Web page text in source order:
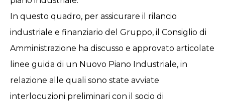
In questo quadro, per assicurare il rilancio
industriale e finanziario del Gruppo, il Consiglio di
Amministrazione ha discusso e approvato articolate
linee guida di un Nuovo Piano Industriale, in
relazione alle quali sono state avviate
interlocuzioni preliminari con il socio di